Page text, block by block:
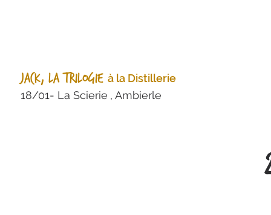
Jack, la trilogie à la Distillerie
18/01- La Scierie , Ambierle